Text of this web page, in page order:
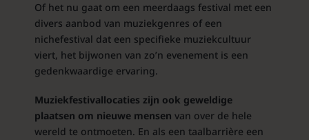
Of het nu gaat om een ​​meerdaags festival met een
divers aanbod van muziekgenres of een
nichefestival dat een specifieke muziekcultuur
viert, het bijwonen van zo’n evenement is een
gedenkwaardige ervaring.
Muziekfestivallocaties zijn ook geweldige
plaatsen om nieuwe mensen van over de hele
wereld te ontmoeten. En als een taalbarrière een